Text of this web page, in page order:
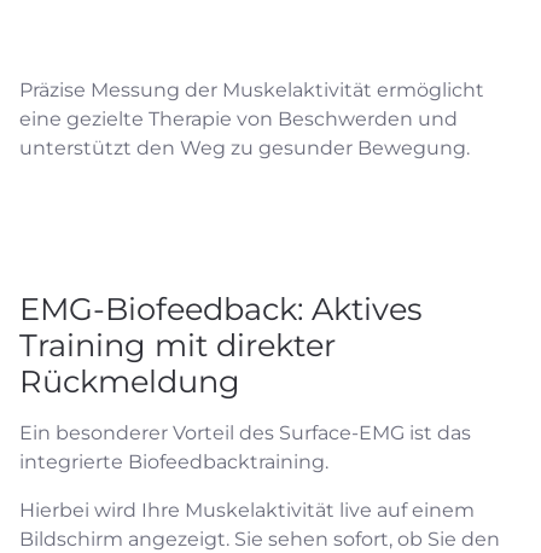
Präzise Messung der Muskelaktivität ermöglicht
eine gezielte Therapie von Beschwerden und
unterstützt den Weg zu gesunder Bewegung.
EMG-Biofeedback: Aktives
Training mit direkter
Rückmeldung
Ein besonderer Vorteil des Surface-EMG ist das
integrierte Biofeedbacktraining.
Hierbei wird Ihre Muskelaktivität live auf einem
Bildschirm angezeigt. Sie sehen sofort, ob Sie den